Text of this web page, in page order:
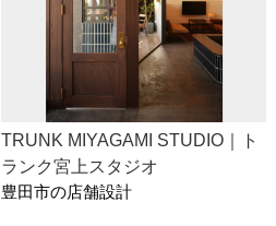
TRUNK MIYAGAMI STUDIO｜ト
ランク宮上スタジオ
豊田市の店舗設計